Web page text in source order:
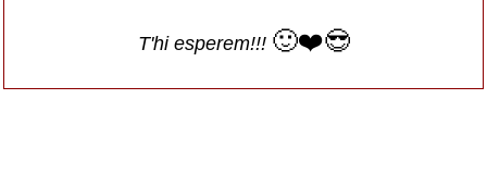
T'hi esperem!!! 🙂❤️😎